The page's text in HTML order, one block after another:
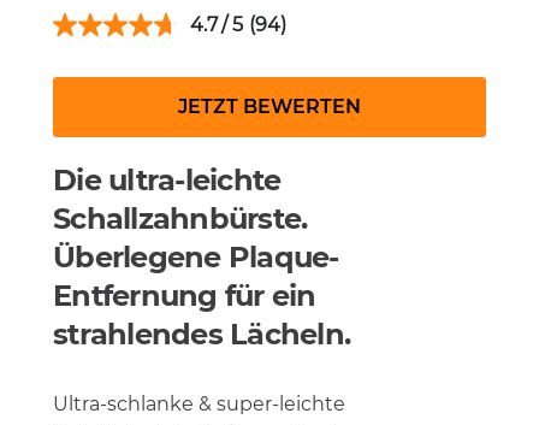
4.7 (94)
JETZT BEWERTEN
Die ultra-leichte
Schallzahnbürste.
Überlegene Plaque-
Entfernung für ein
strahlendes Lächeln.
Ultra-schlanke & super-leichte